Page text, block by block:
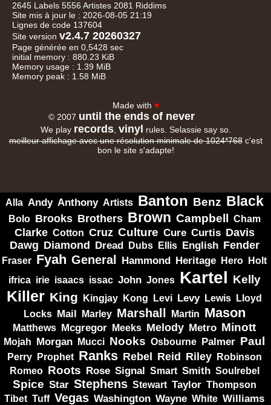
2645 Labels 5556 Artistes 2081 Riddims
Site mis à jour le : 2026-08-05 21:19
Lignes de code 137604
Site version v2.4.7 20260327
Page générée en 0,5428 sec
initial memory : 880.23 KiB
Memory usage : 1.39 MiB
Memory peak : 1.58 MiB
Made with ♥
© 2007 until the ends of never
We play records, vinyl
rules. Selassie say so.
meilleur affichage avec une résolution minimale de 1024*768c'est
bon le site s'adapte!
Alla Andy Anthony Artists Banton Benz Black
Bolo Brooks Brothers Brown Campbell Cham
Clarke Cotton Cruz Culture Cure Curtis Davis
Dawg Diamond Dread Dubs Ellis English Fender
Fraser Fyah General Hammond Heritage Hero
Holt
ifrica irie isaacs issac John Jones Kartel Kelly
Killer King Kingjay Kong Levi Levy Lewis
Lloyd
Locks Mail Marley Marshall Martin Mason
Matthews Mcgregor Meeks Melody Metro Minott
Mojah Morgan Mucci Nooks Osbourne Palmer Paul
Perry Prophet Ranks Rebel Reid Riley Robinson
Romeo Roots Rose Signal Smart Smith Soulrebel
Spice Star Stephens Stewart Taylor Thompson
Tibet Tuff Vegas Washington Wayne White Williams